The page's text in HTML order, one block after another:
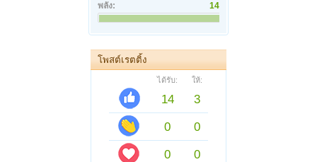
พลัง:
14
โพสต์เรตติ้ง
ได้รับ: ให้:
14
3
0
0
0
0